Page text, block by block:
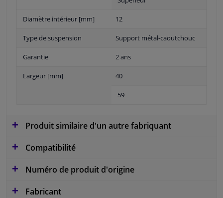
Diamètre intérieur [mm] 12
Type de suspension Support métal-caoutchouc
Garantie 2 ans
Largeur [mm] 40
59
Produit similaire d'un autre fabriquant
Compatibilité
Numéro de produit d'origine
Fabricant